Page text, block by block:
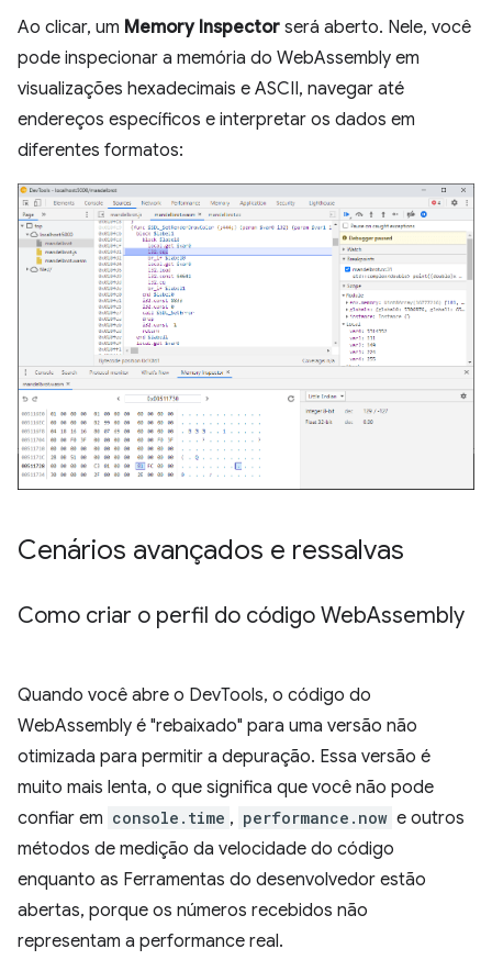
Ao clicar, um Memory Inspector será aberto. Nele, você
pode inspecionar a memória do WebAssembly em
visualizações hexadecimais e ASCII, navegar até
endereços específicos e interpretar os dados em
diferentes formatos:
Cenários avançados e ressalvas
Como criar o perfil do código WebAssembly
Quando você abre o DevTools, o código do
WebAssembly é "rebaixado" para uma versão não
otimizada para permitir a depuração. Essa versão é
muito mais lenta, o que significa que você não pode
confiar em console.time , performance.now e outros
métodos de medição da velocidade do código
enquanto as Ferramentas do desenvolvedor estão
abertas, porque os números recebidos não
representam a performance real.